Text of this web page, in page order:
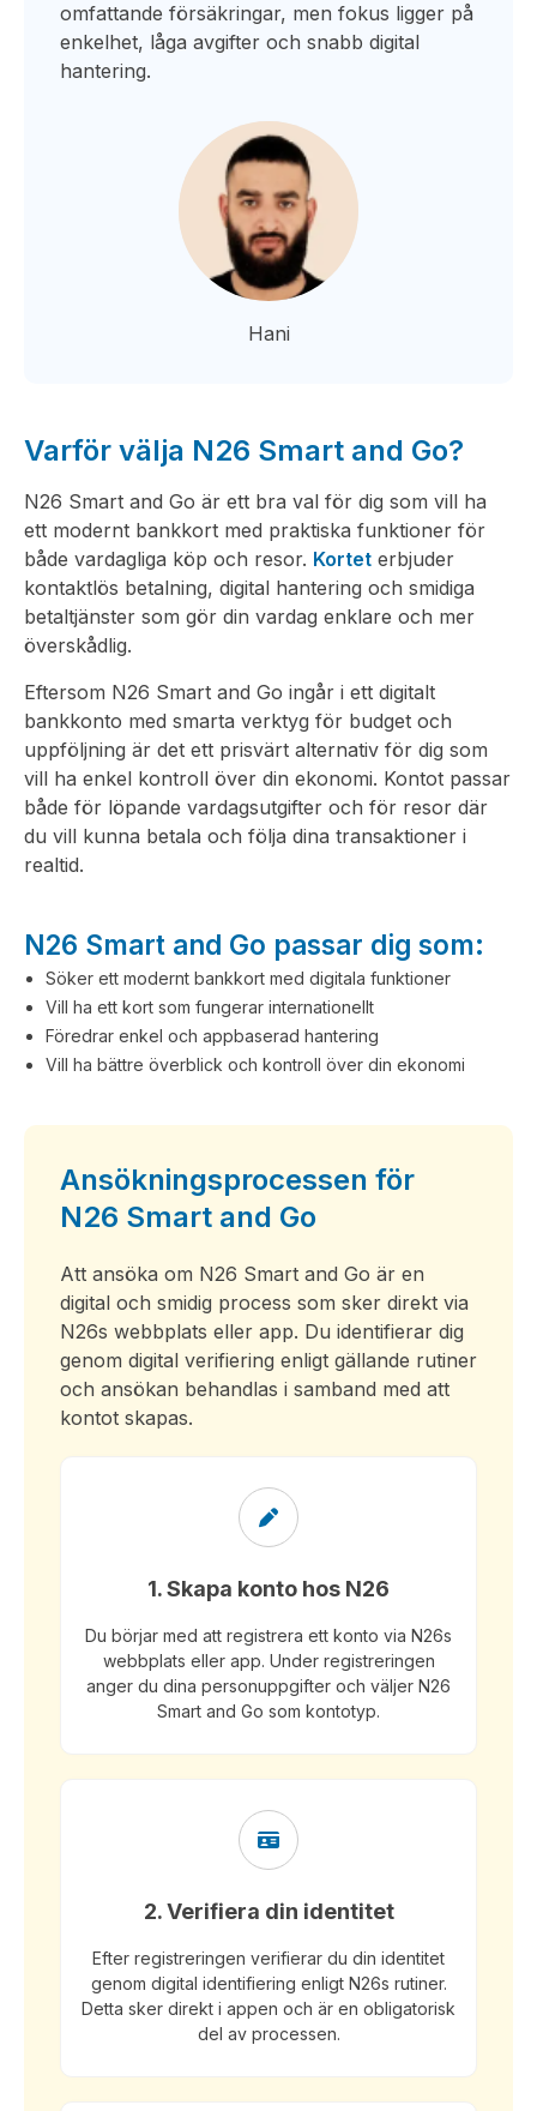
omfattande försäkringar, men fokus ligger på
enkelhet, låga avgifter och snabb digital
hantering.
Hani
Varför välja N26 Smart and Go?
N26 Smart and Go är ett bra val för dig som vill ha
ett modernt bankkort med praktiska funktioner för
både vardagliga köp och resor. Kortet erbjuder
kontaktlös betalning, digital hantering och smidiga
betaltjänster som gör din vardag enklare och mer
överskådlig.
Eftersom N26 Smart and Go ingår i ett digitalt
bankkonto med smarta verktyg för budget och
uppföljning är det ett prisvärt alternativ för dig som
vill ha enkel kontroll över din ekonomi. Kontot passar
både för löpande vardagsutgifter och för resor där
du vill kunna betala och följa dina transaktioner i
realtid.
N26 Smart and Go passar dig som:
Söker ett modernt bankkort med digitala funktioner
Vill ha ett kort som fungerar internationellt
Föredrar enkel och appbaserad hantering
Vill ha bättre överblick och kontroll över din ekonomi
Ansökningsprocessen för
N26 Smart and Go
Att ansöka om N26 Smart and Go är en
digital och smidig process som sker direkt via
N26s webbplats eller app. Du identifierar dig
genom digital verifiering enligt gällande rutiner
och ansökan behandlas i samband med att
kontot skapas.
1. Skapa konto hos N26
Du börjar med att registrera ett konto via N26s
webbplats eller app. Under registreringen
anger du dina personuppgifter och väljer N26
Smart and Go som kontotyp.
2. Verifiera din identitet
Efter registreringen verifierar du din identitet
genom digital identifiering enligt N26s rutiner.
Detta sker direkt i appen och är en obligatorisk
del av processen.